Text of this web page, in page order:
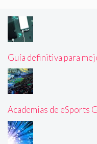
Guía definitiva para
Academias de eSports